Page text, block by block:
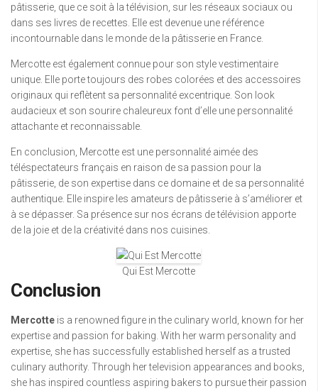
pâtisserie, que ce soit à la télévision, sur les réseaux sociaux ou
dans ses livres de recettes. Elle est devenue une référence
incontournable dans le monde de la pâtisserie en France.
Mercotte est également connue pour son style vestimentaire
unique. Elle porte toujours des robes colorées et des accessoires
originaux qui reflètent sa personnalité excentrique. Son look
audacieux et son sourire chaleureux font d’elle une personnalité
attachante et reconnaissable.
En conclusion, Mercotte est une personnalité aimée des
téléspectateurs français en raison de sa passion pour la
pâtisserie, de son expertise dans ce domaine et de sa personnalité
authentique. Elle inspire les amateurs de pâtisserie à s’améliorer et
à se dépasser. Sa présence sur nos écrans de télévision apporte
de la joie et de la créativité dans nos cuisines.
Qui Est Mercotte
Conclusion
Mercotte is a renowned figure in the culinary world, known for her
expertise and passion for baking. With her warm personality and
expertise, she has successfully established herself as a trusted
culinary authority. Through her television appearances and books,
she has inspired countless aspiring bakers to pursue their passion